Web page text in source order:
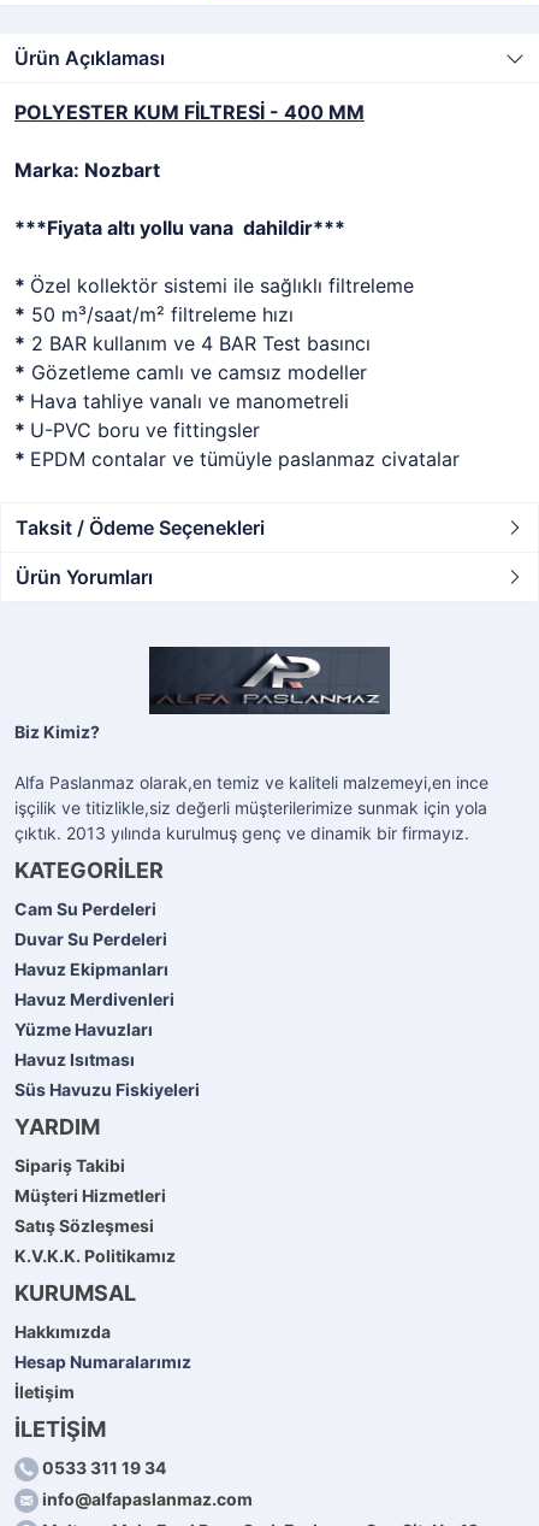
Ürün Açıklaması
POLYESTER KUM FİLTRESİ - 400 MM
Marka: Nozbart
***Fiyata altı yollu vana dahildir***
* Özel kollektör sistemi ile sağlıklı filtreleme
* 50 m³/saat/m² filtreleme hızı
* 2 BAR kullanım ve 4 BAR Test basıncı
* Gözetleme camlı ve camsız modeller
* Hava tahliye vanalı ve manometreli
* U-PVC boru ve fittingsler
* EPDM contalar ve tümüyle paslanmaz civatalar
Taksit / Ödeme Seçenekleri
Ürün Yorumları
Biz Kimiz?
Alfa Paslanmaz olarak,en temiz ve kaliteli malzemeyi,en ince
işçilik ve titizlikle,siz değerli müşterilerimize sunmak için yola
çıktık. 2013 yılında kurulmuş genç ve dinamik bir firmayız.
KATEGORİLER
Cam Su Perdeleri
Duvar Su Perdeleri
Havuz Ekipmanları
Havuz Merdivenleri
Yüzme Havuzları
Havuz Isıtması
Süs Havuzu Fiskiyeleri
YARDIM
Sipariş Takibi
Müşteri Hizmetleri
Satış Sözleşmesi
K.V.K.K. Politikamız
KURUMSAL
Hakkımızda
Hesap Numaralarımız
İletişim
İLETİŞİM
0533 311 19 34
info@alfapaslanmaz.com